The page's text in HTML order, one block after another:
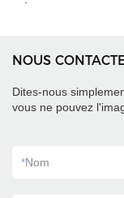
NOUS
Dites-nous
vous ne pouvez
*Nom